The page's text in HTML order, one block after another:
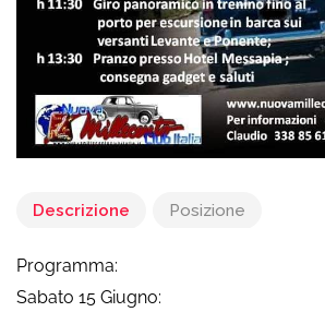
Descrizione Posizione
Programma:
Sabato 15 Giugno: